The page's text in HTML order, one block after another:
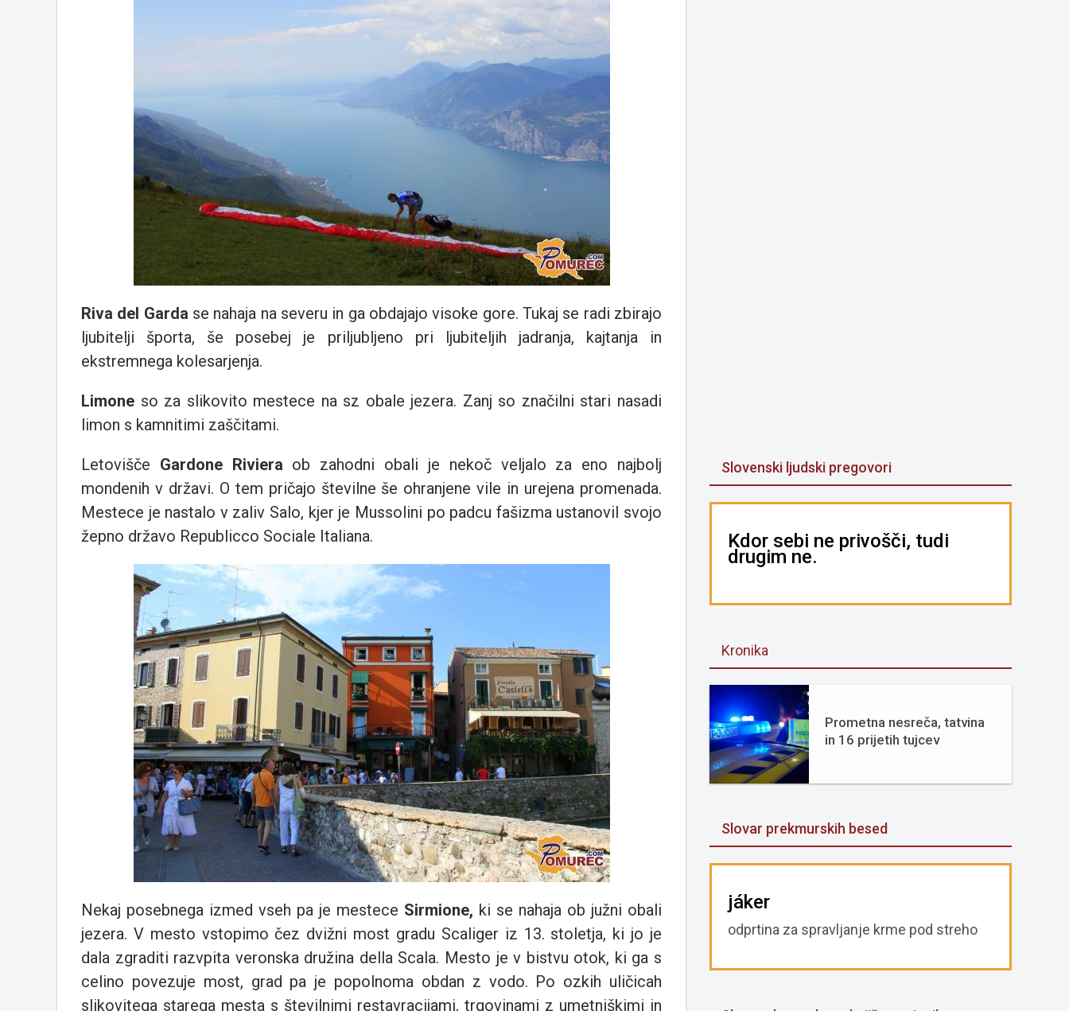
Riva del Garda se nahaja na severu in ga obdajajo visoke gore. Tukaj se radi zbirajo
ljubitelji športa, še posebej je priljubljeno pri ljubiteljih jadranja, kajtanja in
ekstremnega kolesarjenja.
Limone so za slikovito mestece na sz obale jezera. Zanj so značilni stari nasadi
limon s kamnitimi zaščitami.
Letovišče Gardone Riviera ob zahodni obali je nekoč veljalo za eno najbolj
mondenih v državi. O tem pričajo številne še ohranjene vile in urejena promenada.
Mestece je nastalo v zaliv Salo, kjer je Mussolini po padcu fašizma ustanovil svojo
žepno državo Republicco Sociale Italiana.
Nekaj posebnega izmed vseh pa je mestece Sirmione, ki se nahaja ob južni obali
jezera. V mesto vstopimo čez dvižni most gradu Scaliger iz 13. stoletja, ki jo je
dala zgraditi razvpita veronska družina della Scala. Mesto je v bistvu otok, ki ga s
celino povezuje most, grad pa je popolnoma obdan z vodo. Po ozkih uličicah
slikovitega starega mesta s številnimi restavracijami, trgovinami z umetniškimi in
Slovenski ljudski pregovori
Kdor sebi ne privošči, tudi
drugim ne.
Kronika
Prometna nesreča, tatvina
in 16 prijetih tujcev
Slovar prekmurskih besed
jáker
odprtina za spravljanje krme pod streho